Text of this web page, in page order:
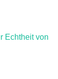
Echtheit von